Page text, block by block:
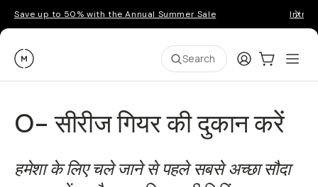
Save up to 50% with the Annual Summer Sale
Moment Search LoginCart:0
O- सीरीज गियर की दुकान करें
हमेशा के लिए चले जाने से पहले सबसे अच्छा सौदा